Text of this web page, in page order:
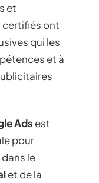
et
certifiés ont
qui les
et à
Ads est
pour
le
et de la